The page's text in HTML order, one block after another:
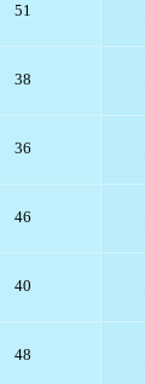
51
38
36
46
40
48